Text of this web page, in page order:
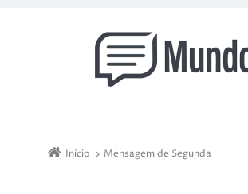
Início Mensagem de Segunda